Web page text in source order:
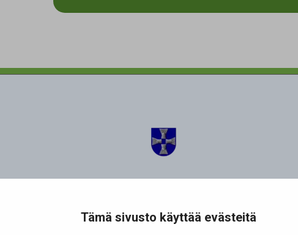
Tämä sivusto käyttää evästeitä
Simon kunta
95200 Simo